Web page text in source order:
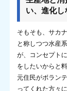
い、進化
そもそも、サカ
と称しつつ水産
が、コンセプト
をしたいからと
元住民がボラン
ってくれた方々